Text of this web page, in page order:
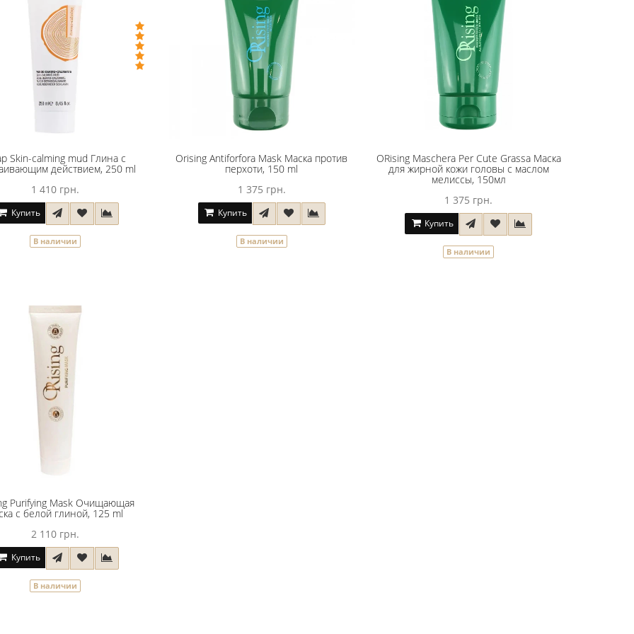
Skin-calming mud Глина с
действием, 250 ml
1 410 грн.
Купить
В наличии
Orising Antiforfora Mask Маска против
перхоти, 150 ml
1 375 грн.
Купить
В наличии
ORising Maschera Per Cute Grassa Маска
для жирной кожи головы с маслом
мелиссы, 150мл
1 375 грн.
Купить
В наличии
Purifying Mask Очищающая
с белой глиной, 125 ml
2 110 грн.
Купить
В наличии